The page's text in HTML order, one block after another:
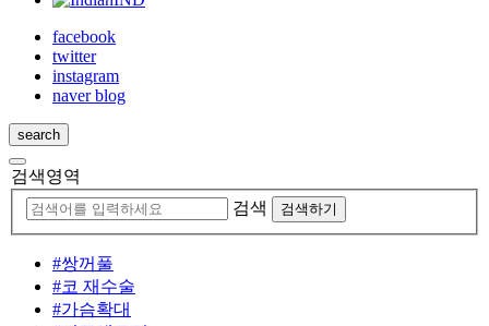
facebook
twitter
instagram
naver blog
search
검색영역
검색
검색하기
#쌍꺼풀
#코 재수술
#가슴확대